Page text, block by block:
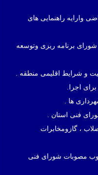
وارایه راهنمایی های
شورای برنامه ریزی وتوسعه
، گازومخابرات
مصوبات شورای فنی